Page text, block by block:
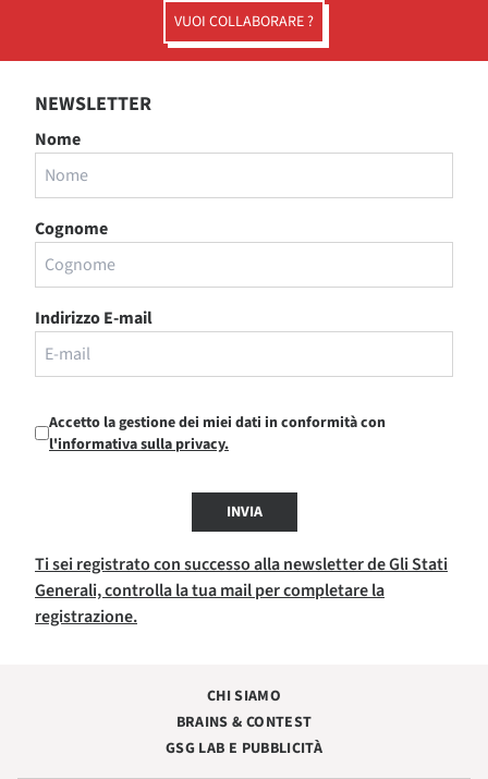
VUOI COLLABORARE ?
NEWSLETTER
Nome
Cognome
Indirizzo E-mail
Accetto la gestione dei miei dati in conformità con
l'informativa sulla privacy.
INVIA
Ti sei registrato con successo alla newsletter de Gli Stati
Generali, controlla la tua mail per completare la
registrazione.
CHI SIAMO
BRAINS & CONTEST
GSG LAB E PUBBLICITÀ